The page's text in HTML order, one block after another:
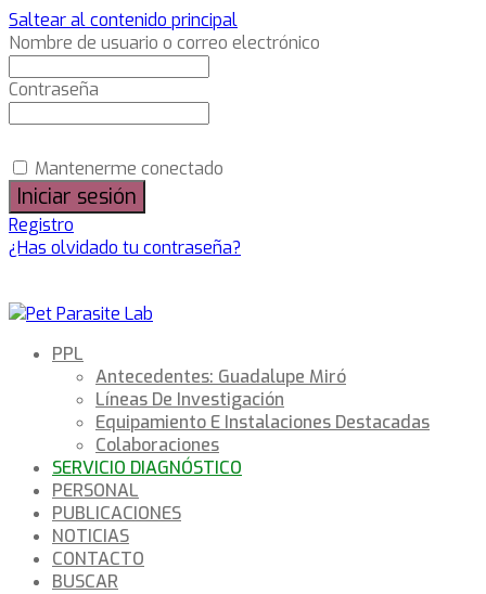
Saltear al contenido principal
Nombre de usuario o correo electrónico
Contraseña
Mantenerme conectado
Registro
¿Has olvidado tu contraseña?
PPL
Antecedentes: Guadalupe Miró
Líneas De Investigación
Equipamiento E Instalaciones Destacadas
Colaboraciones
SERVICIO DIAGNÓSTICO
PERSONAL
PUBLICACIONES
NOTICIAS
CONTACTO
BUSCAR